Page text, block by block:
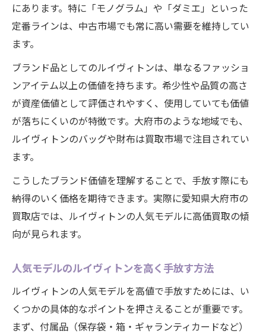
にあります。特に「モノグラム」や「ダミエ」といった
定番ラインは、中古市場でも常に高い需要を維持してい
ます。
ブランド品としてのルイヴィトンは、単なるファッショ
ンアイテム以上の価値を持ちます。希少性や品質の高さ
が資産価値として評価されやすく、使用していても価値
が落ちにくいのが特徴です。大府市のような地域でも、
ルイヴィトンのバッグや財布は買取市場で注目されてい
ます。
こうしたブランド価値を理解することで、手放す際にも
納得のいく価格を期待できます。実際に愛知県大府市の
買取店では、ルイヴィトンの人気モデルに高価買取の傾
向が見られます。
人気モデルのルイヴィトンを高く手放す方法
ルイヴィトンの人気モデルを高値で手放すためには、い
くつかの具体的なポイントを押さえることが重要です。
まず、付属品（保存袋・箱・ギャランティカードなど）